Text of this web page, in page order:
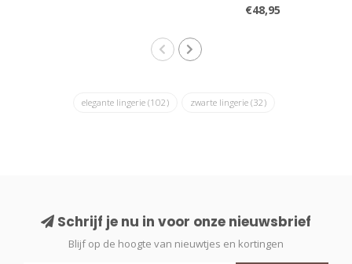
€48,95
elegante lingerie (102) zwarte lingerie (32)
Schrijf je nu in voor onze nieuwsbrief
Blijf op de hoogte van nieuwtjes en kortingen